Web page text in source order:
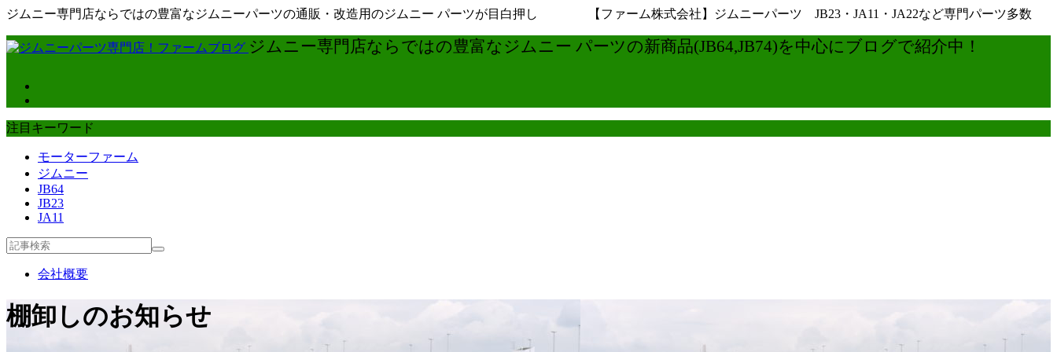
ジムニー専門店ならではの豊富なジムニーパーツの通販・改造用のジムニー パーツが目白押し 【ファーム株式会社】ジムニーパーツ JB23・JA11・JA22など専門パーツ多数
ジムニー専門店ならではの豊富なジムニー パーツの新商品(JB64,JB74)を中心にブログで紹介中！
注目キーワード
モーターファーム
ジムニー
JB64
JB23
JA11
会社概要
棚卸しのお知らせ